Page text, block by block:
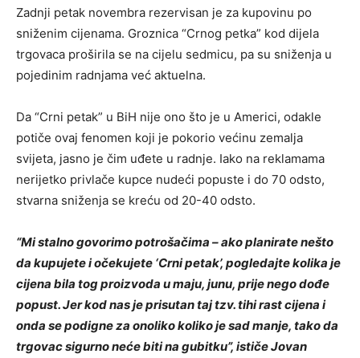
Zadnji petak novembra rezervisan je za kupovinu po
sniženim cijenama. Groznica “Crnog petka” kod dijela
trgovaca proširila se na cijelu sedmicu, pa su sniženja u
pojedinim radnjama već aktuelna.
Da “Crni petak” u BiH nije ono što je u Americi, odakle
potiče ovaj fenomen koji je pokorio većinu zemalja
svijeta, jasno je čim uđete u radnje. Iako na reklamama
nerijetko privlače kupce nudeći popuste i do 70 odsto,
stvarna sniženja se kreću od 20-40 odsto.
“Mi stalno govorimo potrošačima – ako planirate nešto
da kupujete i očekujete ‘Crni petak’, pogledajte kolika je
cijena bila tog proizvoda u maju, junu, prije nego dođe
popust. Jer kod nas je prisutan taj tzv. tihi rast cijena i
onda se podigne za onoliko koliko je sad manje, tako da
trgovac sigurno neće biti na gubitku”, ističe Jovan